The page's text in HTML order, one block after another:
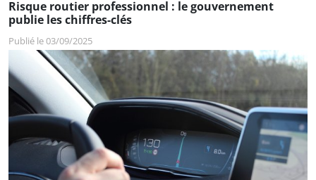
Risque routier professionnel : le gouvernement
publie les chiffres-clés
Publié le 03/09/2025